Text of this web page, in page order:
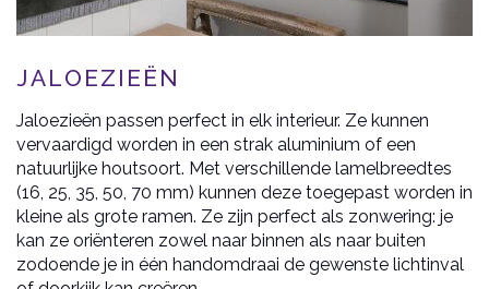
JALOEZIEËN
Jaloezieën passen perfect in elk interieur. Ze kunnen
vervaardigd worden in een strak aluminium of een
natuurlijke houtsoort. Met verschillende lamelbreedtes
(16, 25, 35, 50, 70 mm) kunnen deze toegepast worden in
kleine als grote ramen. Ze zijn perfect als zonwering: je
kan ze oriënteren zowel naar binnen als naar buiten
zodoende je in één handomdraai de gewenste lichtinval